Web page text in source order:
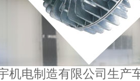
电制造有限公司生产